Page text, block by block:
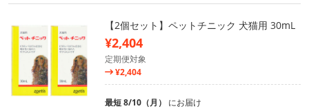
【2個セット】ペットチニック 犬猫用 30mL
¥2,404
定期便対象
¥2,404
最短 8/10（月） にお届け